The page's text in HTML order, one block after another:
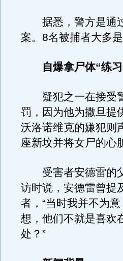
据悉，警方是通过
案。8名被捕者大多
自爆拿尸体“练习
疑犯之一在接受警
罚，因为他为撒旦提
沃洛诺维克的嫌犯则
座新坟并将女尸的心
受害者安德雷的父
访时说，安德雷曾提
者，“当时我并不为
想，他们不就是喜欢
处？”